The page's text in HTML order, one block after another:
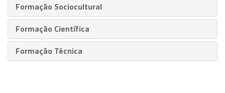
Formação Sociocultural
Formação Científica
Formação Técnica